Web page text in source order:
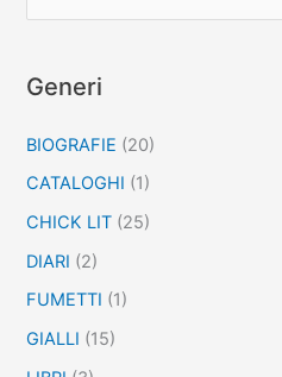
c
:
Generi
BIOGRAFIE (20)
CATALOGHI (1)
CHICK LIT (25)
DIARI (2)
FUMETTI (1)
GIALLI (15)